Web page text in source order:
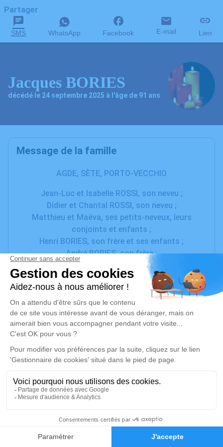
Faire-part Hommages
Partager
SMS WhatsApp Facebook E-mail Lien
Jacques BORIES
décédé le 24 septembre 2025 à l'âge de 91 ans
Message de la famille
AGDE, SÈTE, PORTO-VECCHIO
Jean-Luc et Isabelle ROSSI, son neveu ;
Didier et Chantal ROSSI, son neveu ;
Matthieu et Maëva, ses petits-neveux, leurs
conjoints et enfants ;
Henri BORIES, son frère et ses enfants ;
André BORIES, son frère ;
ont la tristesse de vous faire part du décès de
Monsieur Jacques BORIES
à l'âge de 91 ans.
La cérémonie civile aura lieu le mercredi 1er octobre
2025, à 11h00,
en la Salle des Hommages de la Chambre Funéraire
l'Oppidum de Bessan,
suivie de la crémation dans l'intimité familiale.
Cet avis tient lieu de faire-part et de remerciements.
Un service de plantation d’arbre hommage est
disponible ici.